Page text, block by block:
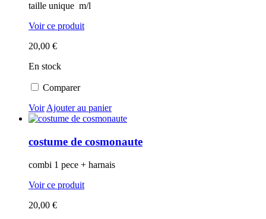
taille unique m/l
Voir ce produit
20,00 €
En stock
Comparer
Voir Ajouter au panier
costume de cosmonaute
combi 1 pece + harnais
Voir ce produit
20,00 €